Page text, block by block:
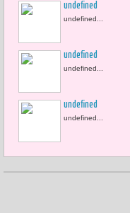
undefined
undefined...
undefined
undefined...
undefined
undefined...